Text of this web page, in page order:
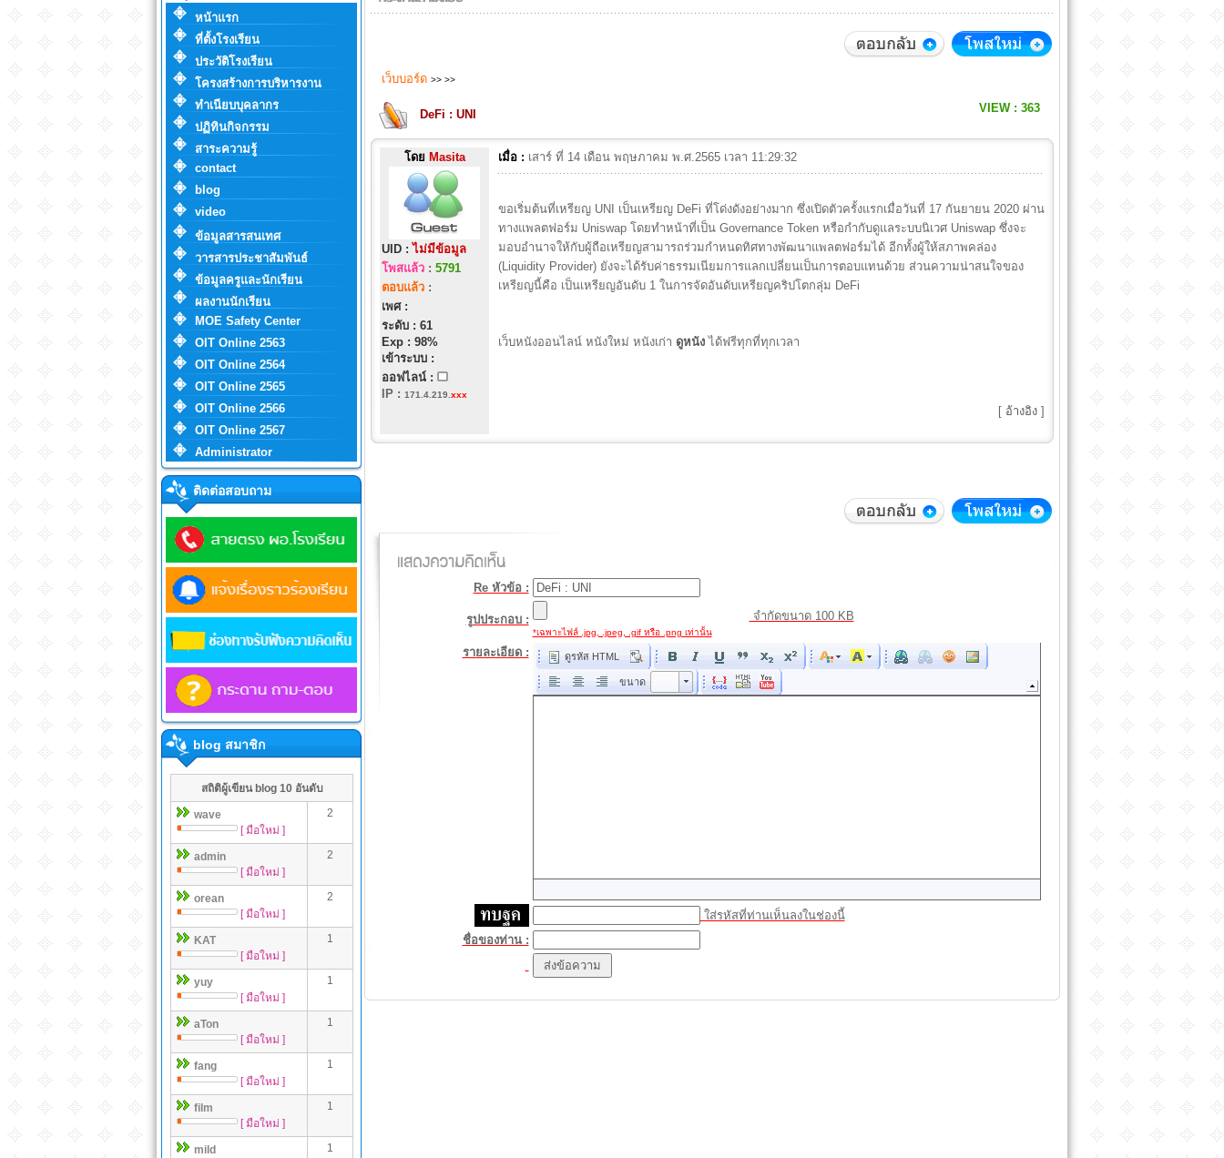
หน้าแรก
ที่ตั้งโรงเรียน
ประวัติโรงเรียน
โครงสร้างการบริหารงาน
ทำเนียบบุคลากร
ปฏิทินกิจกรรม
สาระความรู้
contact
blog
video
ข้อมูลสารสนเทศ
วารสารประชาสัมพันธ์
ข้อมูลครูและนักเรียน
ผลงานนักเรียน
MOE Safety Center
OIT Online 2563
OIT Online 2564
OIT Online 2565
OIT Online 2566
OIT Online 2567
Administrator
ติดต่อสอบถาม
blog สมาชิก
สถิติผู้เขียน blog 10 อันดับ
wave
[ มือใหม่ ]
2
admin
[ มือใหม่ ]
2
orean
[ มือใหม่ ]
2
KAT
[ มือใหม่ ]
1
yuy
[ มือใหม่ ]
1
aTon
[ มือใหม่ ]
1
fang
[ มือใหม่ ]
1
film
[ มือใหม่ ]
1
mild
1
เว็บบอร์ด >> >>
DeFi : UNI VIEW : 363
โดย Masita
UID :ไม่มีข้อมูล
โพสแล้ว: 5791
ตอบแล้ว:
เพศ :
ระดับ : 61
Exp : 98%
เข้าระบบ :
ออฟไลน์ :
IP : 171.4.219. xxx
เมื่อ : เสาร์ ที่ 14 เดือน พฤษภาคม พ.ศ.2565 เวลา 11:29:32
ขอเริ่มต้นที่เหรียญ UNI เป็นเหรียญ DeFi ที่โด่งดังอย่างมาก ซึ่งเปิดตัวครั้งแรกเมื่อวันที่ 17 กันยายน 2020 ผ่าน
ทางแพลตฟอร์ม Uniswap โดยทำหน้าที่เป็น Governance Token หรือกำกับดูแลระบบนิเวศ Uniswap ซึ่งจะ
มอบอำนาจให้กับผู้ถือเหรียญสามารถร่วมกำหนดทิศทางพัฒนาแพลตฟอร์มได้ อีกทั้งผู้ให้สภาพคล่อง
(Liquidity Provider) ยังจะได้รับค่าธรรมเนียมการแลกเปลี่ยนเป็นการตอบแทนด้วย ส่วนความน่าสนใจของ
เหรียญนี้คือ เป็นเหรียญอันดับ 1 ในการจัดอันดับเหรียญคริปโตกลุ่ม DeFi
เว็บหนังออนไลน์ หนังใหม่ หนังเก่า ดูหนัง ได้ฟรีทุกที่ทุกเวลา
[ อ้างอิง ]
Re หัวข้อ :
รูปประกอบ : จำกัดขนาด 100 KB
*เฉพาะไฟล์ .jpg, .jpeg, .gif หรือ .png เท่านั้น
รายละเอียด : ดูรหัส HTML
ขนาด
ใส่รหัสที่ท่านเห็นลงในช่องนี้
ชื่อของท่าน :